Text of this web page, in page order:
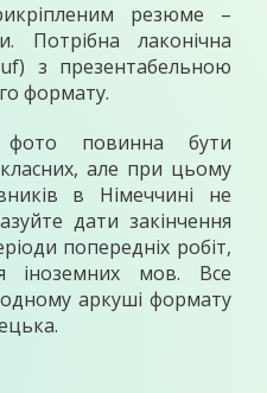
резюме –
Потрібна лаконічна
з презентабельною
формату.
повинна бути
але при цьому
в Німеччині не
дати закінчення
попередніх робіт,
іноземних мов. Все
аркуші формату